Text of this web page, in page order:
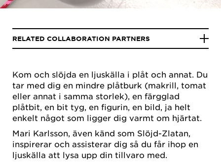
Kom och slöjda en ljuskälla i plåt och annat. Du
tar med dig en mindre plåtburk (makrill, tomat
eller annat i samma storlek), en färgglad
plåtbit, en bit tyg, en figurin, en bild, ja helt
enkelt något som ligger dig varmt om hjärtat.
Mari Karlsson, även känd som Slöjd-Zlatan,
inspirerar och assisterar dig så du får ihop en
ljuskälla att lysa upp din tillvaro med.
RELATED COLLABORATION PARTNERS